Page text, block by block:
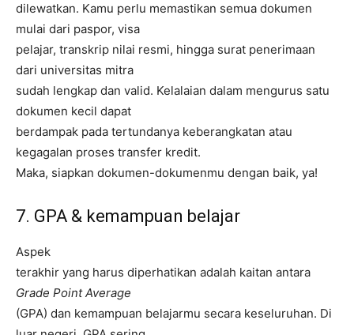
dilewatkan. Kamu perlu memastikan semua dokumen
mulai dari paspor, visa
pelajar, transkrip nilai resmi, hingga surat penerimaan
dari universitas mitra
sudah lengkap dan valid. Kelalaian dalam mengurus satu
dokumen kecil dapat
berdampak pada tertundanya keberangkatan atau
kegagalan proses transfer kredit.
Maka, siapkan dokumen-dokumenmu dengan baik, ya!
7. GPA & kemampuan belajar
Aspek
terakhir yang harus diperhatikan adalah kaitan antara
Grade Point Average
(GPA) dan kemampuan belajarmu secara keseluruhan. Di